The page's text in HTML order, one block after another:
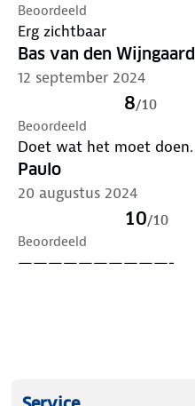
Beoordeeld
Erg zichtbaar
Bas van den Wijngaard
12 september 2024
8/10
Beoordeeld
Doet wat het moet doen.
Paulo
20 augustus 2024
10/10
Beoordeeld
——————————-